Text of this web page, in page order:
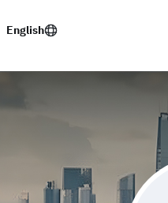
English